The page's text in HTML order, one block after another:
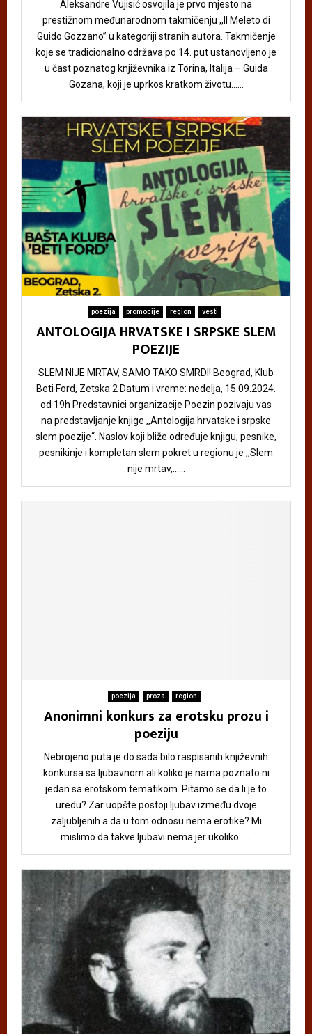
Aleksandre Vujisić osvojila je prvo mjesto na
prestižnom međunarodnom takmičenju ,,Il Meleto di
Guido Gozzano” u kategoriji stranih autora. Takmičenje
koje se tradicionalno održava po 14. put ustanovljeno je
u čast poznatog književnika iz Torina, Italija – Guida
Gozana, koji je uprkos kratkom životu......
poezija promocije region vesti
ANTOLOGIJA HRVATSKE I SRPSKE SLEM
POEZIJE
SLEM NIJE MRTAV, SAMO TAKO SMRDI! Beograd, Klub
Beti Ford, Zetska 2 Datum i vreme: nedelja, 15.09.2024.
od 19h Predstavnici organizacije Poezin pozivaju vas
na predstavljanje knjige ,,Antologija hrvatske i srpske
slem poezije“. Naslov koji bliže određuje knjigu, pesnike,
pesnikinje i kompletan slem pokret u regionu je ,,Slem
nije mrtav,......
poezija proza region
Anonimni konkurs za erotsku prozu i
poeziju
Nebrojeno puta je do sada bilo raspisanih književnih
konkursa sa ljubavnom ali koliko je nama poznato ni
jedan sa erotskom tematikom. Pitamo se da li je to
uredu? Zar uopšte postoji ljubav između dvoje
zaljubljenih a da u tom odnosu nema erotike? Mi
mislimo da takve ljubavi nema jer ukoliko......